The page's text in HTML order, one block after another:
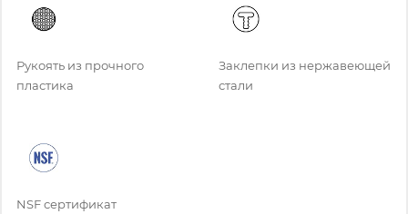
Рукоять из прочного
пластика
Заклепки из нержавеющей
стали
NSF сертификат